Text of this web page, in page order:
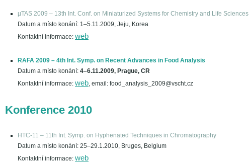
µTAS 2009 – 13th Int. Conf. on Miniaturized Systems for Chemistry and Life Sciences
Datum a místo konání: 1–5.11.2009, Jeju, Korea
Kontaktní informace: web
RAFA 2009 – 4th Int. Symp. on Recent Advances in Food Analysis
Datum a místo konání: 4–6.11.2009, Prague, CR
Kontaktní informace: web , email: food_analysis_2009@vscht.cz
Konference 2010
HTC-11 – 11th Int. Symp. on Hyphenated Techniques in Chromatography
Datum a místo konání: 25–29.1.2010, Bruges, Belgium
Kontaktní informace: web